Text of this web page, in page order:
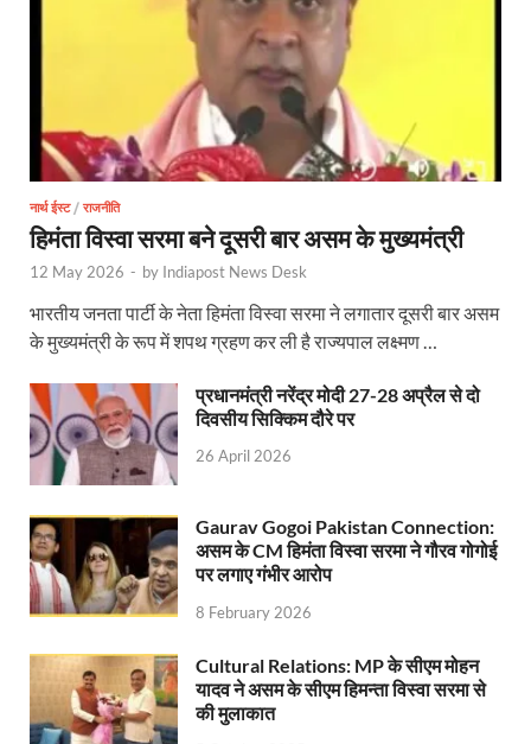
AI Start-Ups: प्रधानमंत्री ने भारतीय एआई स्टार्टअप्स के
Hindi Salahkar Samiti: विधि एवं न्याय मंत्रालय विधायी
PANKHUDI Portal: पंखुड़ी पोर्टल का शुभारंभ,जानें क्या
Gram Panchayat Adhar: ग्राम पंचायतों में भी बनेगा
Uttarakhand Young Leaders Dialogue: विकसित
Demand for Review of FRK Policy: ऍफ़आरके नीति
Ram Mandir Control Room: राम मंदिर की सुरक्षा
Kalyan Singh Jayanti: अपने नाम को उत्तर प्रदेश के
National Highway Project: मुख्यमंत्री राज्य की
Vande Bharat Sleeper Train: वंदे भारत स्लीपर ट्रेन
Khelo India Tribes Games: देश में पहली बार हो रहे
CM Yogi Review Meeting: राजस्व के सभी मामलों का
छत्तीसगढ़ को मिला खेलो इंडिया ट्राइबल गेम्स, 14 फरवरी
नार्थ ईस्ट/ राजनीति
हिमंता विस्वा सरमा बने दूसरी बार असम के मुख्यमंत्री
12 May 2026 - by Indiapost News Desk
भारतीय जनता पार्टी के नेता हिमंता विस्वा सरमा ने लगातार दूसरी बार असम
के मुख्यमंत्री के रूप में शपथ ग्रहण कर ली है राज्यपाल लक्ष्मण …
प्रधानमंत्री नरेंद्र मोदी 27-28 अप्रैल से दो
दिवसीय सिक्किम दौरे पर
26 April 2026
Gaurav Gogoi Pakistan Connection:
असम के CM हिमंता विस्वा सरमा ने गौरव गोगोई
पर लगाए गंभीर आरोप
8 February 2026
Cultural Relations: MP के सीएम मोहन
यादव ने असम के सीएम हिमन्ता विस्वा सरमा से
की मुलाकात